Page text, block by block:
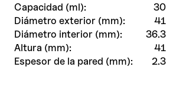
Capacidad (ml):
30
Diámetro exterior (mm):
41
Diámetro interior (mm):
36.3
Altura (mm):
41
Espesor de la pared (mm):
2.3